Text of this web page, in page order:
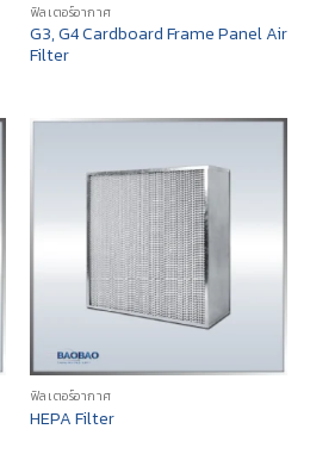
ฟิลเตอร์อากาศ
G3, G4 Cardboard Frame Panel Air
Filter
ฟิลเตอร์อากาศ
HEPA Filter